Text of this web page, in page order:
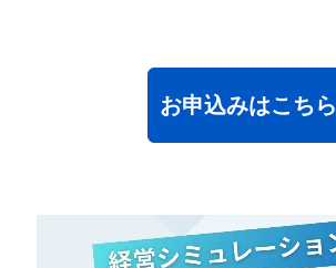
お申込みはこちら